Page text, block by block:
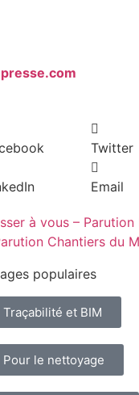
Twitter
Email
à vous – Parution
Chantiers du
populaires
Traçabilité et BIM
Pour le nettoyage